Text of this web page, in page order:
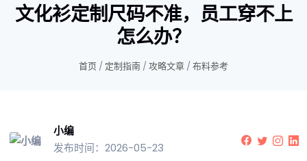
文化衫定制尺码不准，员工穿不上
怎么办？
首页 / 定制指南 / 攻略文章 / 布料参考
小编
发布时间：2026-05-23